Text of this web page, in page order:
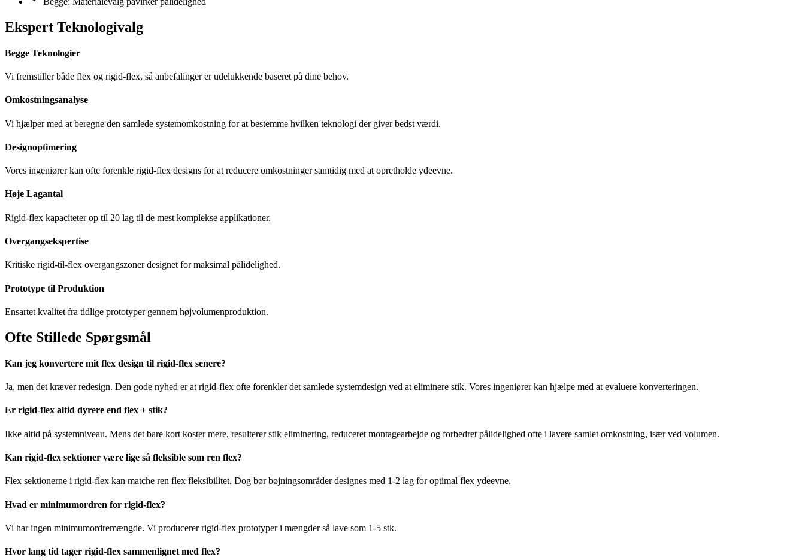
Ekspert Teknologivalg
Begge Teknologier
Vi fremstiller både flex og rigid-flex, så anbefalinger er udelukkende baseret på dine behov.
Omkostningsanalyse
Vi hjælper med at beregne den samlede systemomkostning for at bestemme hvilken teknologi der giver bedst værdi.
Designoptimering
Vores ingeniører kan ofte forenkle rigid-flex designs for at reducere omkostninger samtidig med at opretholde ydeevne.
Høje Lagantal
Rigid-flex kapaciteter op til 20 lag til de mest komplekse applikationer.
Overgangsekspertise
Kritiske rigid-til-flex overgangszoner designet for maksimal pålidelighed.
Prototype til Produktion
Ensartet kvalitet fra tidlige prototyper gennem højvolumenproduktion.
Ofte Stillede Spørgsmål
Kan jeg konvertere mit flex design til rigid-flex senere?
Ja, men det kræver redesign. Den gode nyhed er at rigid-flex ofte forenkler det samlede systemdesign ved at eliminere stik. Vores ingeniører kan hjælpe med at evaluere konverteringen.
Er rigid-flex altid dyrere end flex + stik?
Ikke altid på systemniveau. Mens det bare kort koster mere, resulterer stik eliminering, reduceret montagearbejde og forbedret pålidelighed ofte i lavere samlet omkostning, især ved volumen.
Kan rigid-flex sektioner være lige så fleksible som ren flex?
Flex sektionerne i rigid-flex kan matche ren flex fleksibilitet. Dog bør bøjningsområder designes med 1-2 lag for optimal flex ydeevne.
Hvad er minimumordren for rigid-flex?
Vi har ingen minimumordremængde. Vi producerer rigid-flex prototyper i mængder så lave som 1-5 stk.
Hvor lang tid tager rigid-flex sammenlignet med flex?